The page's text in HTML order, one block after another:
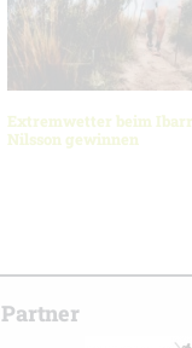
Extremwetter beim
Nilsson gewinnen
Partner